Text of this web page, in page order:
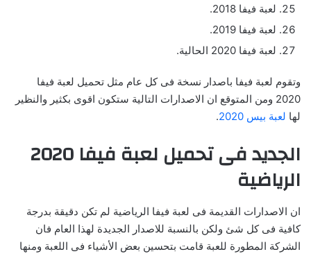
لعبة فيفا 2018.
لعبة فيفا 2019.
لعبة فيفا 2020 الحالية.
وتقوم لعبة فيفا باصدار نسخة فى كل عام مثل تحميل لعبة فيفا
2020 ومن المتوقع ان الاصدارات التالية ستكون اقوى بكثير والنظير
لها لعبة بيس 2020 .
الجديد فى تحميل لعبة فيفا 2020
الرياضية
ان الاصدارات القديمة فى لعبة فيفا الرياضية لم تكن دقيقة بدرجة
كافية فى كل شئ ولكن بالنسبة للاصدار الجديدة لهذا العام فان
الشركة المطورة للعبة قامت بتحسين بعض الأشياء فى اللعبة ومنها